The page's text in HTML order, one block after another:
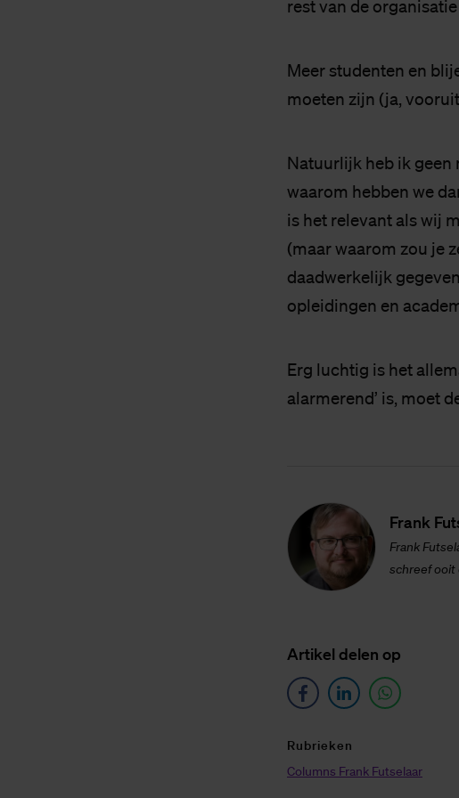
rest van de
Meer studenten en
moeten zijn (ja,
Natuurlijk heb ik geen
waarom hebben we
is het relevant als wij
(maar waarom zou je
daadwerkelijk
opleidingen en
Erg luchtig is het
alarmerend’ is, moet
Frank
Frank
schreef ooit
Ar­ti­kel de­len op
Ru­brie­ken
Columns Frank Futselaar